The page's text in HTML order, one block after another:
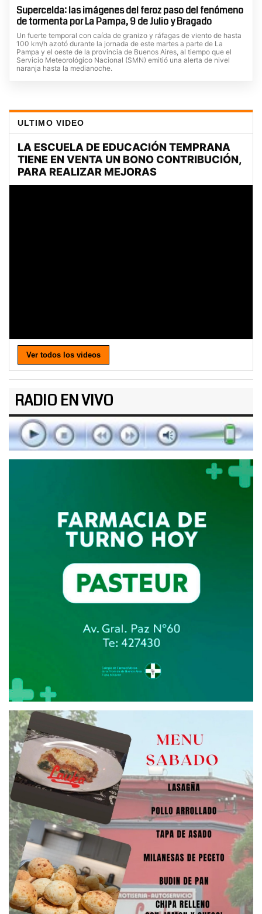
Supercelda: las imágenes del feroz paso del fenómeno
de tormenta por La Pampa, 9 de Julio y Bragado
Un fuerte temporal con caída de granizo y ráfagas de viento de hasta
100 km/h azotó durante la jornada de este martes a parte de La
Pampa y el oeste de la provincia de Buenos Aires, al tiempo que el
Servicio Meteorológico Nacional (SMN) emitió una alerta de nivel
naranja hasta la medianoche.
ULTIMO VIDEO
Ver todos los videos
RADIO EN VIVO